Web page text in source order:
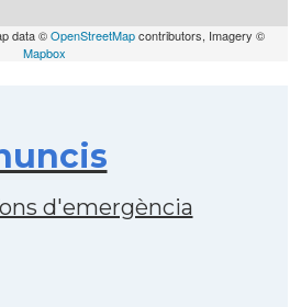
data ©OpenStreetMapcontributors, Imagery ©
Mapbox
d'emergència